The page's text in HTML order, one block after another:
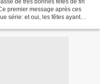
de très bonnes fêtes de fin
premier message après ces
série: et oui, les fêtes ayant